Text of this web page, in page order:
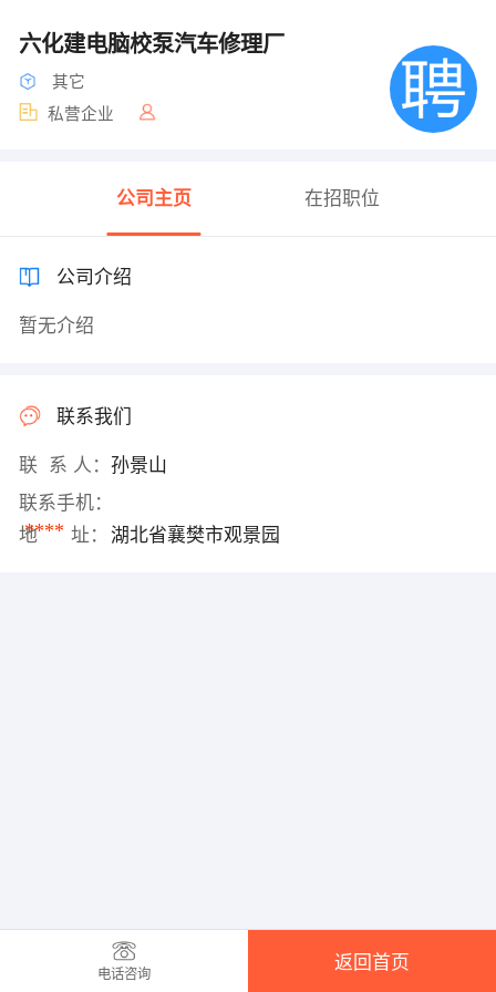
六化建电脑校泵汽车修理厂
其它
私营企业
公司主页 在招职位
公司介绍
暂无介绍
联系我们
联 系 人： 孙景山
联系手机：
****
地 址： 湖北省襄樊市观景园
电话咨询
返回首页